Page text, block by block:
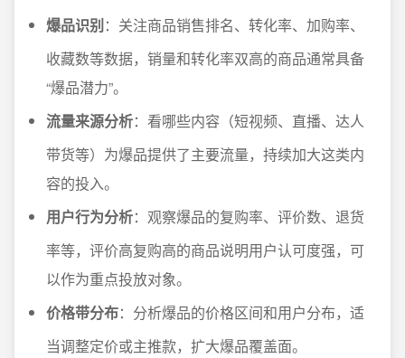
爆品识别：关注商品销售排名、转化率、加购率、
收藏数等数据，销量和转化率双高的商品通常具备
“爆品潜力”。
流量来源分析：看哪些内容（短视频、直播、达人
带货等）为爆品提供了主要流量，持续加大这类内
容的投入。
用户行为分析：观察爆品的复购率、评价数、退货
率等，评价高复购高的商品说明用户认可度强，可
以作为重点投放对象。
价格带分布：分析爆品的价格区间和用户分布，适
当调整定价或主推款，扩大爆品覆盖面。